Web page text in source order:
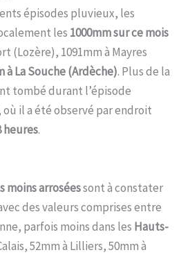
épisodes pluvieux, les
les 1000mm sur ce mois
(Lozère), 1091mm à Mayres
à La Souche (Ardèche). Plus de la
tombé durant l’épisode
où il a été observé par endroit
heures.
moins arroséessont à constater
des valeurs comprises entre
parfois moins dans les Hauts-
52mm à Lilliers, 50mm à